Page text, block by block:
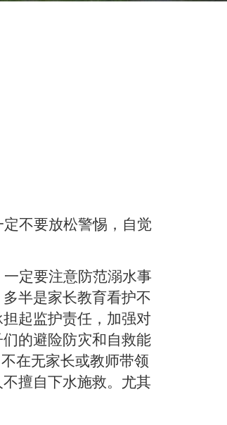
不要放松警惕，自觉
定要注意防范溺水事
半是家长教育看护不
起监护责任，加强对
的避险防灾和自救能
在无家长或教师带领
擅自下水施救。尤其